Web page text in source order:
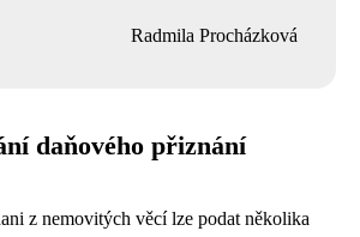
Radmila Procházková
daňového přiznání
z nemovitých věcí lze podat několika